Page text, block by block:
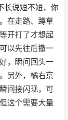
长说短不短，你
在走路、蹲草
开打了才想起
以先往后撤一
，瞬间回头一
另外，橘右京
间接闪现，可
这个需要大量